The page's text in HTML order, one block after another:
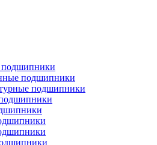
подшипники
подшипники
подшипники